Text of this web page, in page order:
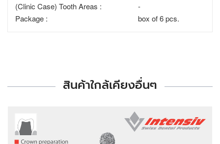
(Clinic Case) Tooth Areas :
-
Package :
box of 6 pcs.
สินค้าใกล้เคียงอื่นๆ